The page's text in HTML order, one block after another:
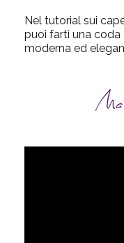
Nel tutorial sui
puoi farti una coda
moderna ed